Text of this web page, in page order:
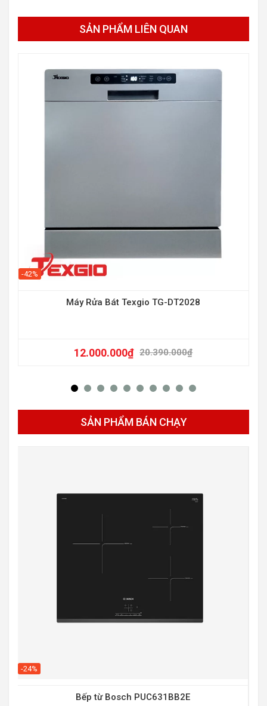
SẢN PHẨM LIÊN QUAN
-42%
Máy Rửa Bát Texgio TG-DT2028
20.390.000₫
12.000.000₫
SẢN PHẨM BÁN CHẠY
-24%
Bếp từ Bosch PUC631BB2E